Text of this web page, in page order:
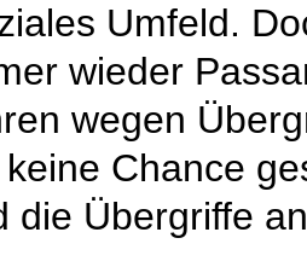
Umfeld.
wieder
wegen
Chance
die Übergriffe